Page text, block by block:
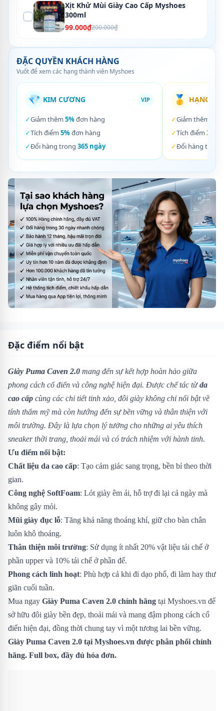
Xịt Khử Mùi Giày Cao Cấp Myshoes
300ml
99.000₫200.000₫
ĐẶC QUYỀN KHÁCH HÀNG
Vuốt để xem các hạng thành viên Myshoes
💎 KIM CƯƠNG VIP
✓Giảm thêm 5%đơn hàng
✓Tích điểm 5%đơn hàng
✓Đổi hàng trong 365 ngày
🥇 HẠNG
✓Giảm thêm
✓Tích điểm 3%
✓Đổi hàng trong
Đặc điểm nổi bật
Giày Puma Caven 2.0 mang đến sự kết hợp hoàn hảo giữa
phong cách cổ điển và công nghệ hiện đại. Được chế tác từda
cao cấp cùng các chi tiết tinh xảo, đôi giày không chỉ nổi bật về
tính thẩm mỹ mà còn hướng đến sự bền vững và thân thiện với
môi trường. Đây là lựa chọn lý tưởng cho những ai yêu thích
sneaker thời trang, thoải mái và có trách nhiệm với hành tinh.
Ưu điểm nổi bật:
Chất liệu da cao cấp: Tạo cảm giác sang trọng, bền bỉ theo thời
gian.
Công nghệ SoftFoam: Lót giày êm ái, hỗ trợ đi lại cả ngày mà
không gây mỏi.
Mũi giày đục lỗ: Tăng khả năng thoáng khí, giữ cho bàn chân
luôn khô thoáng.
Thân thiện môi trường: Sử dụng ít nhất 20% vật liệu tái chế ở
phần upper và 10% tái chế ở phần đế.
Phong cách linh hoạt: Phù hợp cả khi đi dạo phố, đi làm hay thư
giãn cuối tuần.
Mua ngay Giày Puma Caven 2.0 chính hãng tại Myshoes.vn để
sở hữu đôi giày bền đẹp, thoải mái và mang đậm phong cách cổ
điển hiện đại, đồng thời chung tay vì một tương lai bền vững.
Giày Puma Caven 2.0 tại Myshoes.vn được phân phối chính
hãng. Full box, đầy đủ hóa đơn.